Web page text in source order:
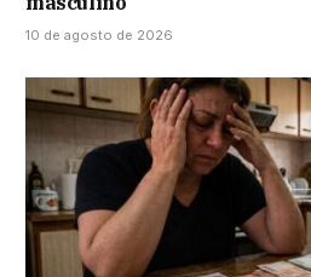
10 de agosto de 2026